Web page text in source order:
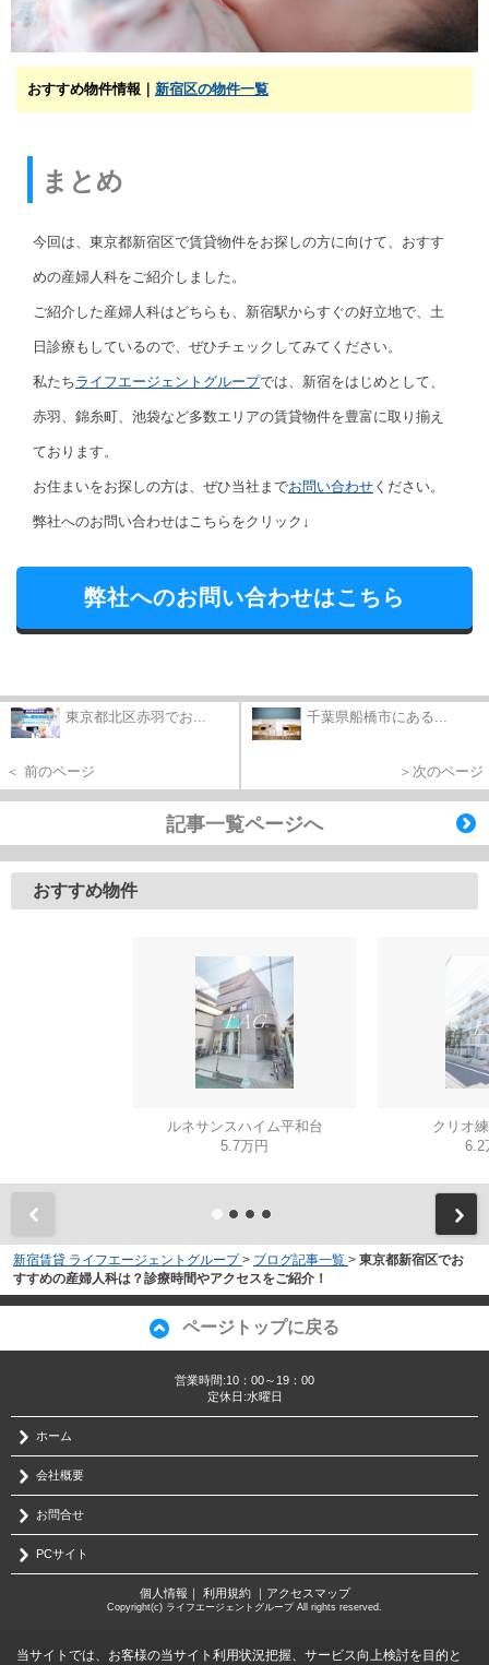
おすすめ物件情報｜ 新宿区の物件一覧
まとめ
今回は、東京都新宿区で賃貸物件をお探しの方に向けて、おすす
めの産婦人科をご紹介しました。
ご紹介した産婦人科はどちらも、新宿駅からすぐの好立地で、土
日診療もしているので、ぜひチェックしてみてください。
私たちライフエージェントグループでは、新宿をはじめとして、
赤羽、錦糸町、池袋など多数エリアの賃貸物件を豊富に取り揃え
ております。
お住まいをお探しの方は、ぜひ当社までお問い合わせ ください。
弊社へのお問い合わせはこちらをクリック↓
弊社へのお問い合わせはこちら
東京都北区赤羽でお...
＜ 前のページ
千葉県船橋市にある...
＞次のページ
記事一覧ページへ
おすすめ物件
ルネサンスハイム平和台
5.7万円
クリオ
6.2
新宿賃貸 ライフエージェントグループ > ブログ記事一覧 > 東京都新宿区でお
すすめの産婦人科は？診療時間やアクセスをご紹介！
ページトップに戻る
営業時間:10：00～19：00
定休日:水曜日
ホーム
会社概要
お問合せ
PCサイト
個人情報 ｜ 利用規約｜ アクセスマップ
Copyright(c) ライフエージェントグループ All rights reserved.
当サイトでは、お客様の当サイト利用状況把握、サービス向上検討を目的と